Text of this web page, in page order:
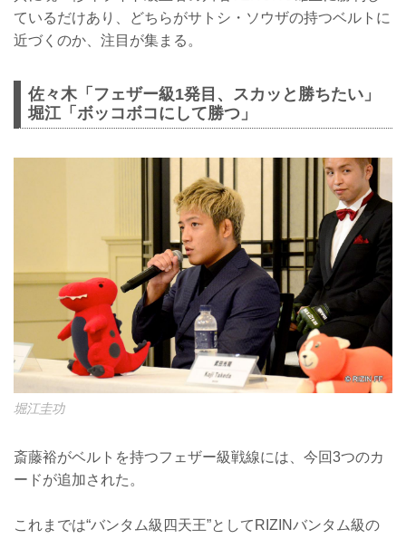
ているだけあり、どちらがサトシ・ソウザの持つベルトに
近づくのか、注目が集まる。
佐々木「フェザー級1発目、スカッと勝ちたい」
堀江「ボッコボコにして勝つ」
堀江圭功
斎藤裕がベルトを持つフェザー級戦線には、今回3つのカ
ードが追加された。
これまでは“バンタム級四天王”としてRIZINバンタム級の